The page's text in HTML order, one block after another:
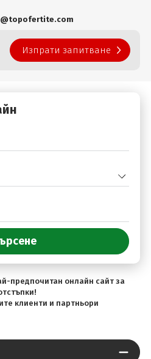
Изпрати запитване
предпочитан онлайн сайт за
клиенти и партньори